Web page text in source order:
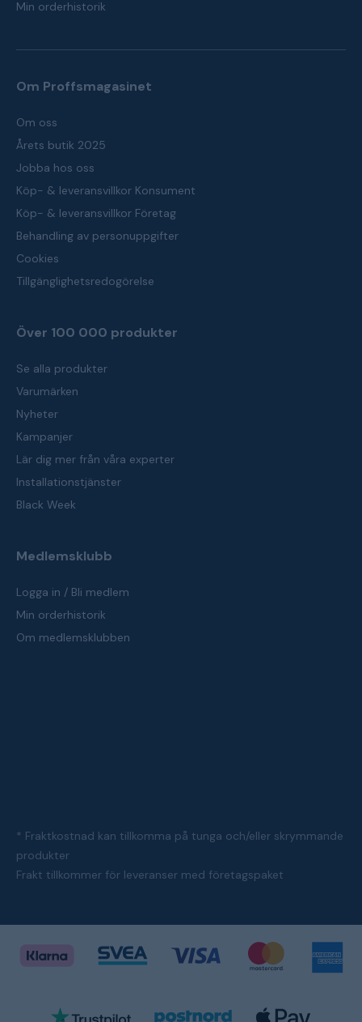
Min orderhistorik
Om Proffsmagasinet
Om oss
Årets butik 2025
Jobba hos oss
Köp- & leveransvillkor Konsument
Köp- & leveransvillkor Företag
Behandling av personuppgifter
Cookies
Tillgänglighetsredogörelse
Över 100 000 produkter
Se alla produkter
Varumärken
Nyheter
Kampanjer
Lär dig mer från våra experter
Installationstjänster
Black Week
Medlemsklubb
Logga in / Bli medlem
Min orderhistorik
Om medlemsklubben
* Fraktkostnad kan tillkomma på tunga och/eller skrymmande
produkter
Frakt tillkommer för leveranser med företagspaket